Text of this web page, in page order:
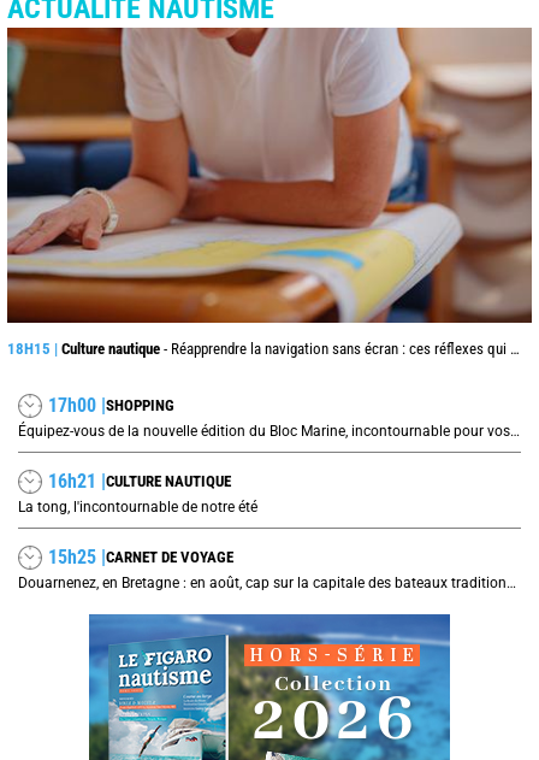
ACTUALITÉ NAUTISME
18H15 | Culture nautique - Réapprendre la navigation sans écran : ces réflexes qui peuvent sauver une traversée
17h00 |SHOPPING
Équipez-vous de la nouvelle édition du Bloc Marine, incontournable pour vos prochaines navigations !
16h21 |CULTURE NAUTIQUE
La tong, l'incontournable de notre été
15h25 |CARNET DE VOYAGE
Douarnenez, en Bretagne : en août, cap sur la capitale des bateaux traditionnels et de la sardine